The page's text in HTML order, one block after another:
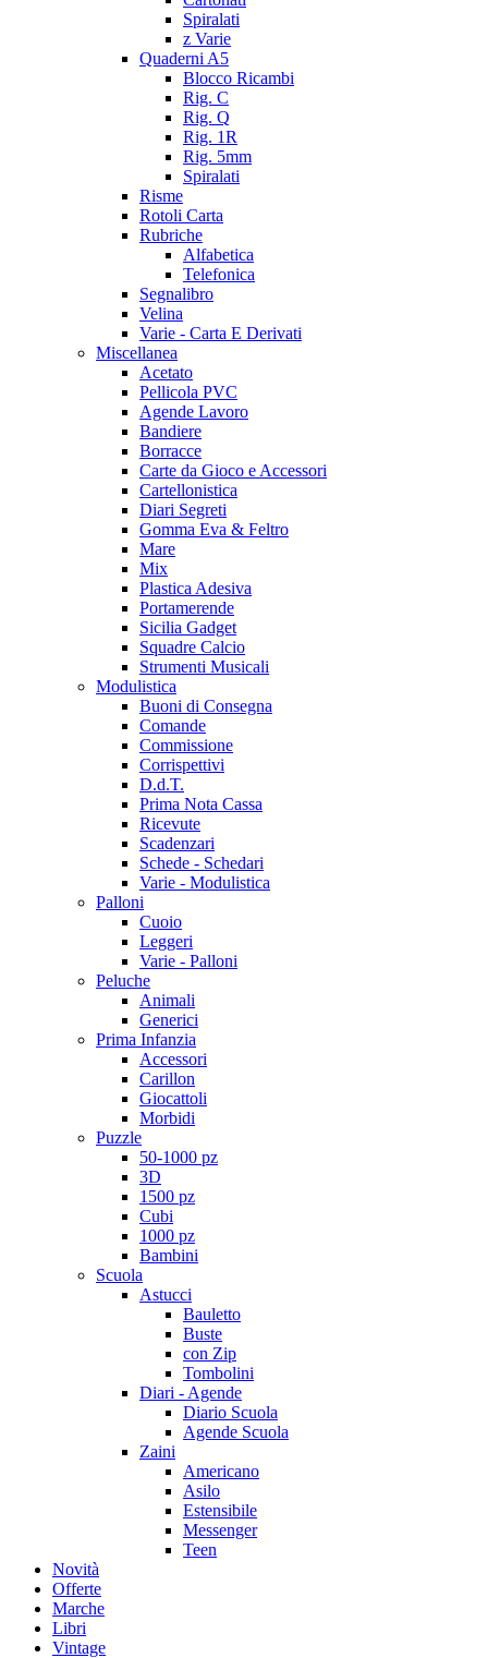
Spiralati
z Varie
Quaderni A5
Blocco Ricambi
Rig. C
Rig. Q
Rig. 1R
Rig. 5mm
Spiralati
Risme
Rotoli Carta
Rubriche
Alfabetica
Telefonica
Segnalibro
Velina
Varie - Carta E Derivati
Miscellanea
Acetato
Pellicola PVC
Agende Lavoro
Bandiere
Borracce
Carte da Gioco e Accessori
Cartellonistica
Diari Segreti
Gomma Eva & Feltro
Mare
Mix
Plastica Adesiva
Portamerende
Sicilia Gadget
Squadre Calcio
Strumenti Musicali
Modulistica
Buoni di Consegna
Comande
Commissione
Corrispettivi
D.d.T.
Prima Nota Cassa
Ricevute
Scadenzari
Schede - Schedari
Varie - Modulistica
Palloni
Cuoio
Leggeri
Varie - Palloni
Peluche
Animali
Generici
Prima Infanzia
Accessori
Carillon
Giocattoli
Morbidi
Puzzle
50-1000 pz
3D
1500 pz
Cubi
1000 pz
Bambini
Scuola
Astucci
Bauletto
Buste
con Zip
Tombolini
Diari - Agende
Diario Scuola
Agende Scuola
Zaini
Americano
Asilo
Estensibile
Messenger
Teen
Novità
Offerte
Marche
Libri
Vintage